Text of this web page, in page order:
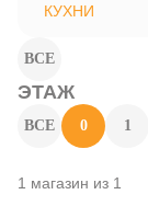
КУХНИ
ВСЕ
ЭТАЖ
ВСЕ 0 1
1 магазин из 1